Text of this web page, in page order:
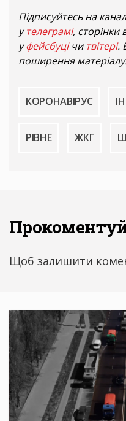
Підписуйтесь на
утелеграмі, сторінки
уфейсбуцічи твітері.
поширення
КОРОНАВІРУС
РІВНЕ ЖКГ
Щоб залишити